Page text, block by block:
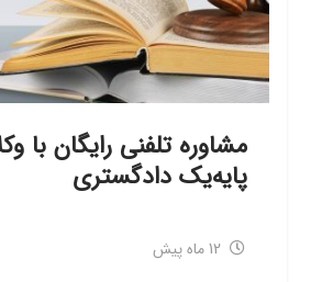
مشاوره تلفنی رایگان با
پایه‌یک دادگستری
12 ماه پیش